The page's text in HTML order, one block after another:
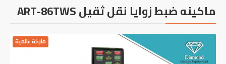
ماكينه ضبط زوايا نقل ثقيل ART-86TWS
ماركة عالمية